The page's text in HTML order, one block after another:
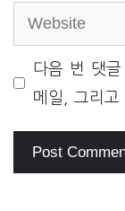
Website
다음 번 댓글
메일, 그리고